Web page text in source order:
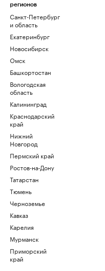
регионов
Санкт-Петербург
и область
Екатеринбург
Новосибирск
Омск
Башкортостан
Вологодская
область
Калининград
Краснодарский
край
Нижний
Новгород
Пермский край
Ростов-на-Дону
Татарстан
Тюмень
Черноземье
Кавказ
Карелия
Мурманск
Приморский
край